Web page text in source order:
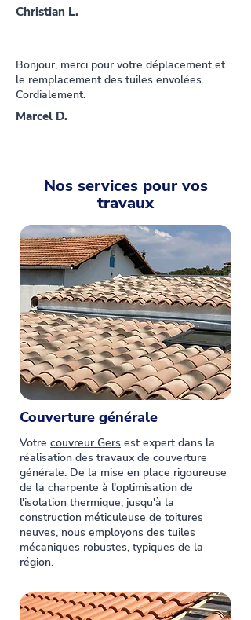
Christian L.
Bonjour, merci pour votre déplacement et
le remplacement des tuiles envolées.
Cordialement.
Marcel D.
Nos services pour vos
travaux
Couverture générale
Votre couvreur Gers est expert dans la
réalisation des travaux de couverture
générale. De la mise en place rigoureuse
de la charpente à l'optimisation de
l'isolation thermique, jusqu'à la
construction méticuleuse de toitures
neuves, nous employons des tuiles
mécaniques robustes, typiques de la
région.